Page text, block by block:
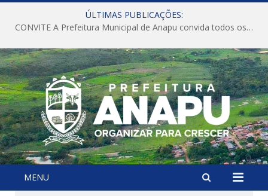
ÚLTIMAS PUBLICAÇÕES:
CONVITE A Prefeitura Municipal de Anapu convida todos os servidores públicos municipais para participarem da Audiência Pública de discussão da Lei de Diretrizes Orçamentárias (LDO), importante instrumento de planejamento das ações e investimentos da Administração Pública para o próximo exercício financeiro.
MENU